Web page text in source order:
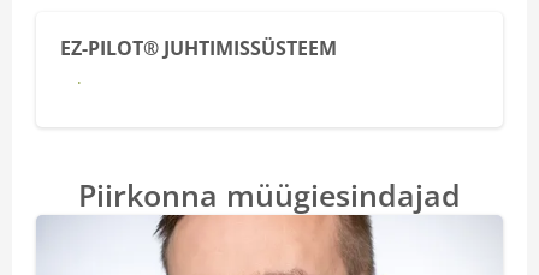
EZ-PILOT® JUHTIMISSÜSTEEM
Lähemalt
Piirkonna müügiesindajad